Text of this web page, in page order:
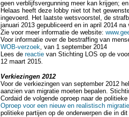
geen verblijfsvergunning meer kan krijgen;
Helaas heeft deze lobby niet tot het
ingevoerd. Het laatste wetsvoorstel, de
januari 2013 gepubliceerd en in april 2014
Zie voor meer informatie de website:
Voor informatie over de bestraffing van
WOB-verzoek, van 1 september 2014
Lees de reactie van Stichting LOS op de
12 maart 2015.
Verkiezingen 2012
Voor de verkiezingen van september 2012
aanzien van migratie moeten bepalen.
Cordaid de volgende oproep naar de politieke
Oproep voor een nieuw en realistisch
politieke partijen op de onderwerpen die in